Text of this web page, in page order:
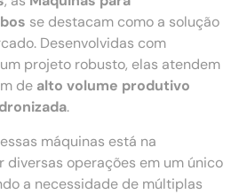
se destacam como a solução
Desenvolvidas com
projeto robusto, elas atendem
de alto volume produtivo
.
máquinas está na
diversas operações em um único
a necessidade de múltiplas